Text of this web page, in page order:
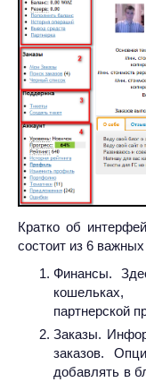
Кратко об
состоит из 6
Финансы.
кошельках,
партнерской
Заказы.
заказов.
добавлять в